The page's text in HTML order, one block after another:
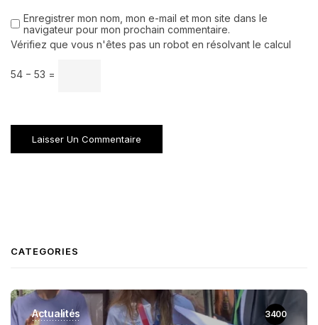
Enregistrer mon nom, mon e-mail et mon site dans le
navigateur pour mon prochain commentaire.
Vérifiez que vous n'êtes pas un robot en résolvant le calcul
54 − 53 =
CATEGORIES
Actualités 3400